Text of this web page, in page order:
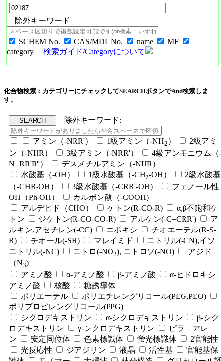
除外キーワード：
SCHEM No. CAS/MDL No. name
MF
category
検索ガイド/Categoryについて
化合物検索：カテゴリーにチェックしてSEARCHボタンでAnd検索しま
す。
除外キーワード:
アミン（-NRR'） 1級アミン（-NH2 ）
2級アミ
ン（-NHR）
3級アミン（-NRR'）
4級アンモニウム（-
N+RR'R''）
デスメチルアミン（-NHR）
水酸基（-OH）
1級水酸基（-CH2-OH）
2級水酸基
（-CHR-OH）
3級水酸基（-CRR'-OH）
フェノール性
OH（Ph-OH）
カルボン酸（-COOH）
アルデヒド（CHO）
ケトン(R-CO-R)
α,β不飽和ケ
トン
ジケトン(R-CO-CO-R) アルケン(-C=CRR')
ア
ルキン,アセチレン(-CC)
エポキシ
チオエーテル(R-S-
R)
チオール(-SH) マレイミド
ニトリル(-CN),イソ
ニトリル(-NC)
ニトロ(-NO2), ニトロソ(-NO)
アジド
（N3)
アミノ酸
α-アミノ酸 β-アミノ酸
α-ヒドロキシ
アミノ酸
核酸
糖誘導体
ポリエーテル
ポリエチレングリコール(PEG,PEO)
ポリプロピレングリコール(PPG)
シクロデキストリン
α-シクロデキストリン
β-シク
ロデキストリン
γ-シクロデキストリン
ピラーアレー
ン
安定同位体 色素標識体 蛍光標識体
2官能性
光反応性
ジアジリン 液晶 活性基
官能基保